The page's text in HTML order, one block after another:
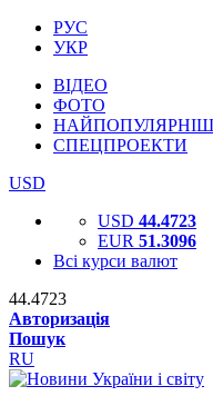
РУС
УКР
ВІДЕО
ФОТО
СПЕЦПРОЕКТИ
USD
USD 44.4723
EUR 51.3096
Всі курси валют
44.4723
Авторизація
Пошук
RU